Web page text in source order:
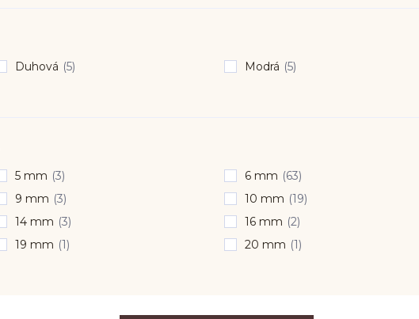
Duhová (5) Modrá (5)
5 mm (3) 6 mm (63)
9 mm (3) 10 mm (19)
14 mm (3) 16 mm (2)
19 mm (1) 20 mm (1)